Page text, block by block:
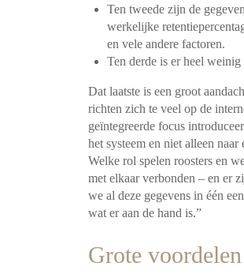
Ten tweede zijn de
werkelijke
en vele andere factoren.
Ten derde is er heel
Dat laatste is een groot
richten zich te veel op de
geïntegreerde focus
het systeem en niet alleen
Welke rol spelen roosters en
met elkaar verbonden – en er
we al deze gegevens in één
wat er aan de hand is.”
Grote voordelen